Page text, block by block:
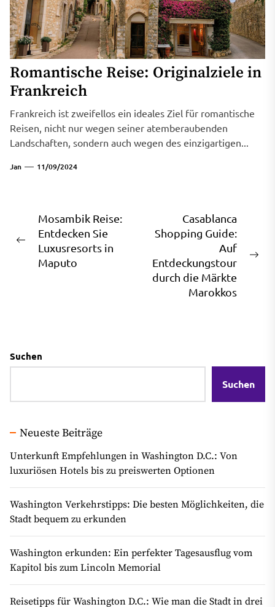
Romantische Reise: Originalziele in
Frankreich
Frankreich ist zweifellos ein ideales Ziel für romantische
Reisen, nicht nur wegen seiner atemberaubenden
Landschaften, sondern auch wegen des einzigartigen...
Jan 11/09/2024
Beitragsnavigation
Previous
post:
Mosambik Reise:
Entdecken Sie
Luxusresorts in
Maputo
Casablanca
Shopping Guide:
Auf
Entdeckungstour
durch die Märkte
Marokkos
Suchen
Suchen
Neueste Beiträge
Unterkunft Empfehlungen in Washington D.C.: Von
luxuriösen Hotels bis zu preiswerten Optionen
Washington Verkehrstipps: Die besten Möglichkeiten, die
Stadt bequem zu erkunden
Washington erkunden: Ein perfekter Tagesausflug vom
Kapitol bis zum Lincoln Memorial
Reisetipps für Washington D.C.: Wie man die Stadt in drei